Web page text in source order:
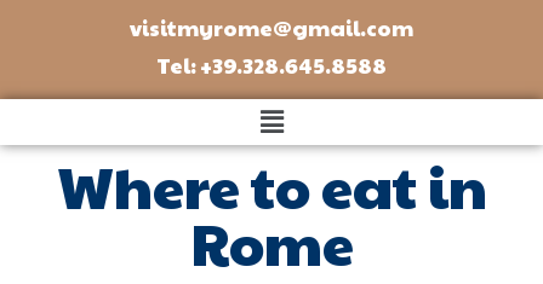
visitmyrome@gmail.com
Tel: +39.328.645.8588
Where to eat in
Rome